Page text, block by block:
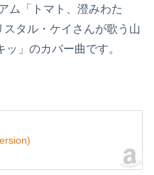
ム「トマト、澄みわた
タル・ケイさんが歌う山
」のカバー曲です。